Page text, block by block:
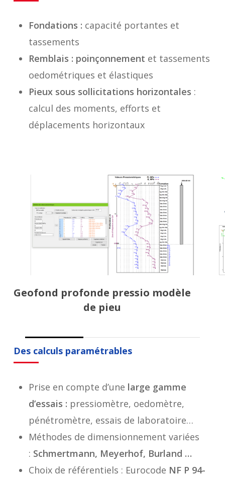
Fondations : capacité portantes et
tassements
Remblais : poinçonnement et tassements
oedométriques et élastiques
Pieux sous sollicitations horizontales :
calcul des moments, efforts et
déplacements horizontaux
Geofond profonde pressio modèle
de pieu
Des calculs paramétrables
Prise en compte d’une large gamme
d’essais : pressiomètre, oedomètre,
pénétromètre, essais de laboratoire…
Méthodes de dimensionnement variées
: Schmertmann, Meyerhof, Burland …
Choix de référentiels : Eurocode NF P 94-